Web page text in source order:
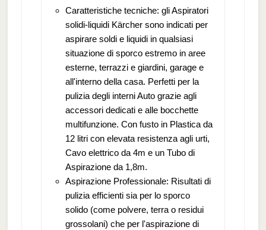
Caratteristiche tecniche: gli Aspiratori
solidi-liquidi Kärcher sono indicati per
aspirare soldi e liquidi in qualsiasi
situazione di sporco estremo in aree
esterne, terrazzi e giardini, garage e
all'interno della casa. Perfetti per la
pulizia degli interni Auto grazie agli
accessori dedicati e alle bocchette
multifunzione. Con fusto in Plastica da
12 litri con elevata resistenza agli urti,
Cavo elettrico da 4m e un Tubo di
Aspirazione da 1,8m.
Aspirazione Professionale: Risultati di
pulizia efficienti sia per lo sporco
solido (come polvere, terra o residui
grossolani) che per l'aspirazione di